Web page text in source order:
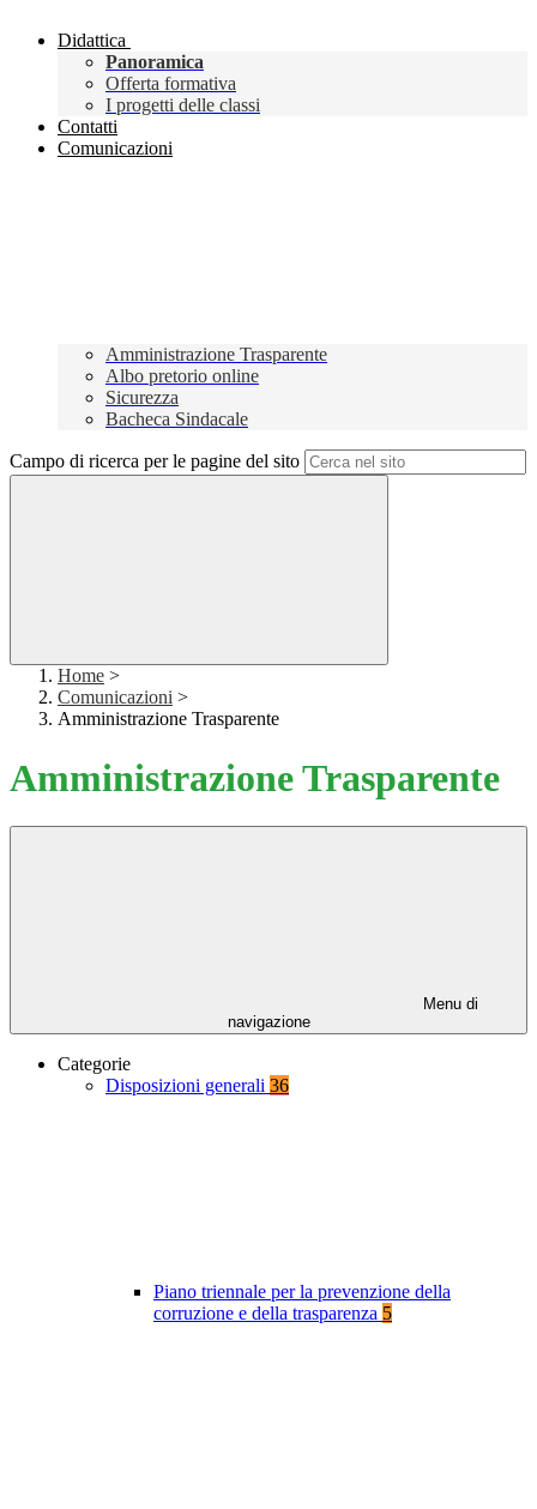
Didattica
Panoramica
Offerta formativa
I progetti delle classi
Contatti
Comunicazioni
Amministrazione Trasparente
Albo pretorio online
Sicurezza
Bacheca Sindacale
Campo di ricerca per le pagine del sito
Home >
Comunicazioni >
Amministrazione Trasparente
Amministrazione Trasparente
Menu di
navigazione
Categorie
Disposizioni generali 36
Piano triennale per la prevenzione della
corruzione e della trasparenza 5